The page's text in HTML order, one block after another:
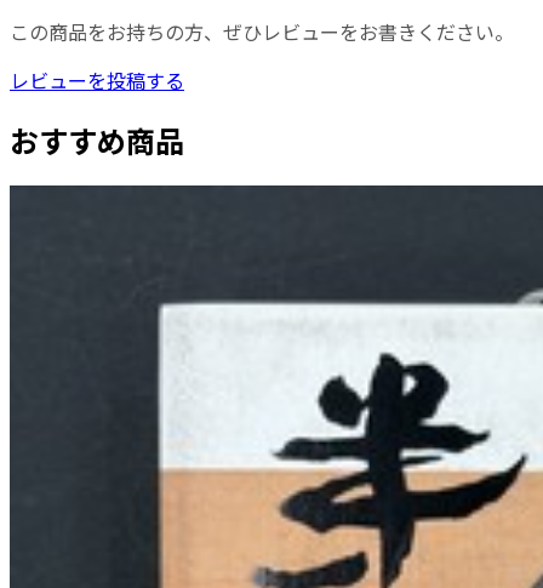
この商品をお持ちの方、ぜひレビューをお書きください。
レビューを投稿する
おすすめ商品